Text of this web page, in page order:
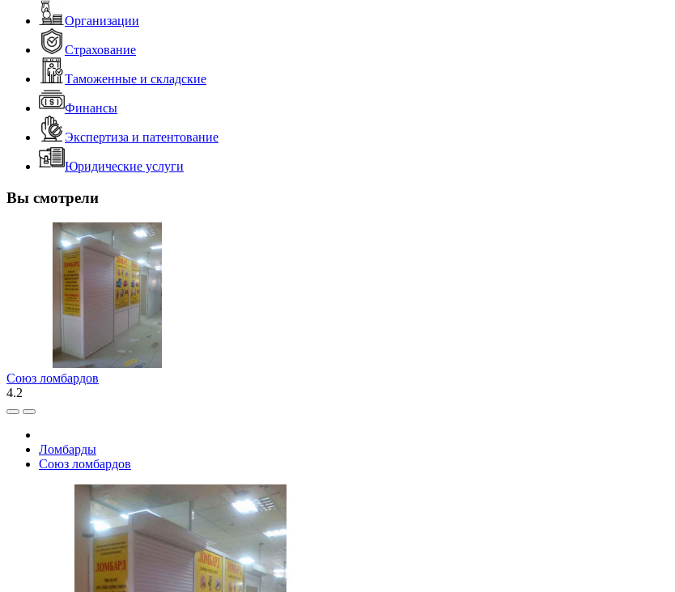
Организации
Страхование
Таможенные и складские
Финансы
Экспертиза и патентование
Юридические услуги
Вы смотрели
Союз ломбардов
4.2
Ломбарды
Союз ломбардов